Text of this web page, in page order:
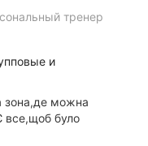
тренер
и
зона,де можна
все,щоб було